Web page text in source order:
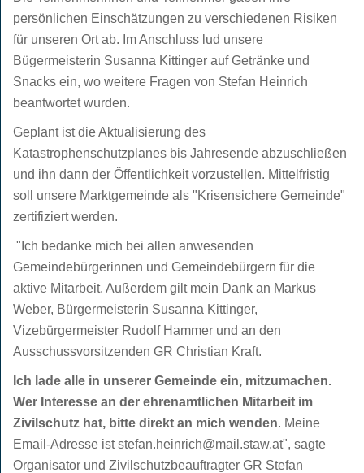
persönlichen Einschätzungen zu verschiedenen Risiken
für unseren Ort ab. Im Anschluss lud unsere
Bügermeisterin Susanna Kittinger auf Getränke und
Snacks ein, wo weitere Fragen von Stefan Heinrich
beantwortet wurden.
Geplant ist die Aktualisierung des
Katastrophenschutzplanes bis Jahresende abzuschließen
und ihn dann der Öffentlichkeit vorzustellen. Mittelfristig
soll unsere Marktgemeinde als "Krisensichere Gemeinde"
zertifiziert werden.
"Ich bedanke mich bei allen anwesenden
Gemeindebürgerinnen und Gemeindebürgern für die
aktive Mitarbeit. Außerdem gilt mein Dank an Markus
Weber, Bürgermeisterin Susanna Kittinger,
Vizebürgermeister Rudolf Hammer und an den
Ausschussvorsitzenden GR Christian Kraft.
Ich lade alle in unserer Gemeinde ein, mitzumachen.
Wer Interesse an der ehrenamtlichen Mitarbeit im
Zivilschutz hat, bitte direkt an mich wenden. Meine
Email-Adresse ist stefan.heinrich@mail.staw.at", sagte
Organisator und Zivilschutzbeauftragter GR Stefan